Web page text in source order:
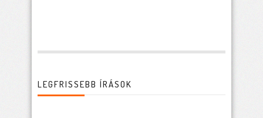
LEGFRISSEBB ÍRÁSOK